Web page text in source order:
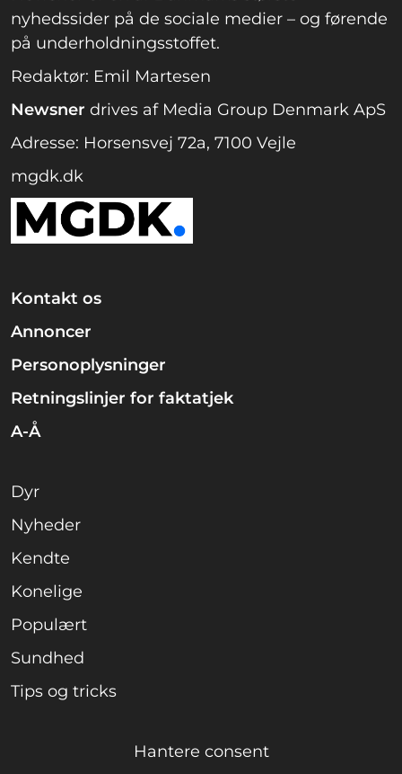
nyhedssider på de sociale medier – og førende
på underholdningsstoffet.
Redaktør: Emil Martesen
Newsner drives af Media Group Denmark ApS
Adresse: Horsensvej 72a, 7100 Vejle
mgdk.dk
Kontakt os
Annoncer
Personoplysninger
Retningslinjer for faktatjek
A-Å
Dyr
Nyheder
Kendte
Konelige
Populært
Sundhed
Tips og tricks
Hantere consent